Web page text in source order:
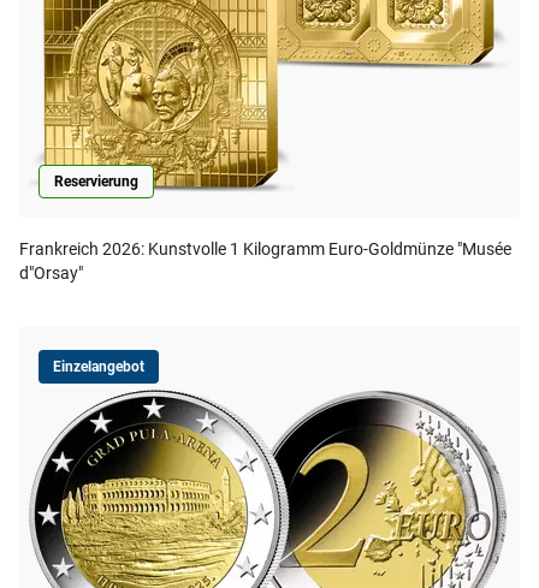
Reservierung
Frankreich 2026: Kunstvolle 1 Kilogramm Euro-Goldmünze "Musée
d"Orsay"
Einzelangebot